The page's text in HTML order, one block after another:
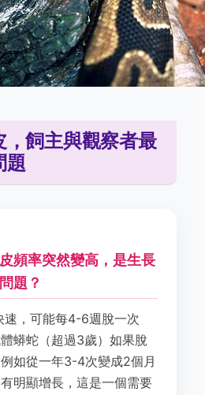
，飼主與觀察者最
題
頻率突然變高，是生長
題？
速，可能每4-6週脫一次
蟒蛇（超過3歲）如果脫
如從一年3-4次變成2個月
明顯增長，這是一個需要